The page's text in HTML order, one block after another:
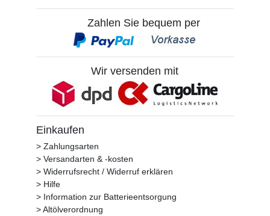
Zahlen Sie bequem per
Wir versenden mit
Einkaufen
> Zahlungsarten
> Versandarten & -kosten
> Widerrufsrecht / Widerruf erklären
> Hilfe
> Information zur Batterieentsorgung
> Altölverordnung